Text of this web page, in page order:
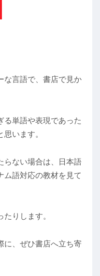
な言語で、書店で見か
る単語や表現であった
います。
らない場合は、日本語
ム語対応の教材を見て
りします。
に、ぜひ書店へ立ち寄